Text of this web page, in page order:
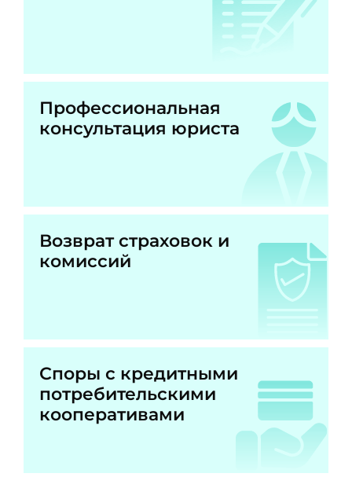
Профессиональная
консультация юриста
Возврат страховок и
комиссий
Споры с кредитными
потребительскими
кооперативами